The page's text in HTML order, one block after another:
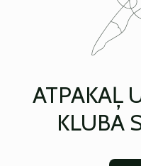
ATPAKAĻ
KLUBA